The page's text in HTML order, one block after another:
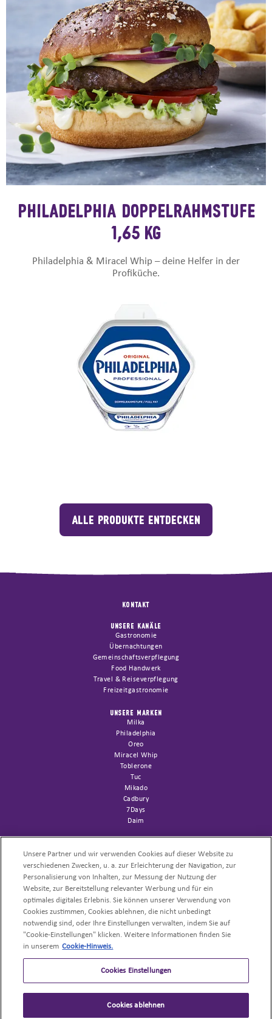
PHILADELPHIA DOPPELRAHMSTUFE
1,65 KG
Philadelphia & Miracel Whip – deine Helfer in der
Profiküche.
ALLE PRODUKTE ENTDECKEN
KONTAKT
UNSERE KANÄLE
Gastronomie
Übernachtungen
Gemeinschaftsverpflegung
Food Handwerk
Travel & Reiseverpflegung
Freizeitgastronomie
UNSERE MARKEN
Milka
Philadelphia
Oreo
Miracel Whip
Toblerone
Tuc
Mikado
Cadbury
7Days
Daim
Channelfolder
Sortimentsliste AFH
Trademark
NACHHALTIGKEIT
UNSERE PRODUKTE
PROFI-REZEPTE
©Mondelēz InternationalAll Rights Reserved.
Unsere Partner und wir verwenden Cookies auf dieser Website zu
verschiedenen Zwecken, u. a. zur Erleichterung der Navigation, zur
Personalisierung von Inhalten, zur Messung der Nutzung der
Website, zur Bereitstellung relevanter Werbung und für ein
optimales digitales Erlebnis. Sie können unserer Verwendung von
Cookies zustimmen, Cookies ablehnen, die nicht unbedingt
notwendig sind, oder Ihre Einstellungen verwalten, indem Sie auf
"Cookie-Einstellungen" klicken. Weitere Informationen finden Sie
in unserem Cookie-Hinweis.
Cookies Einstellungen
Cookies ablehnen